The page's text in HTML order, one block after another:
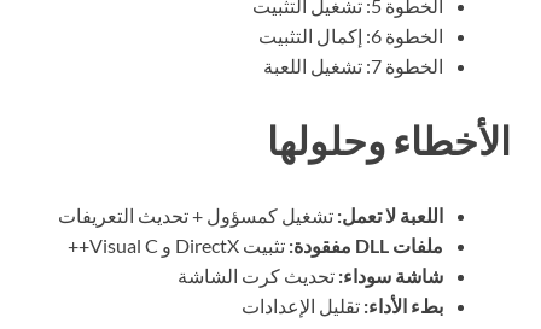
الخطوة 5: تشغيل التثبيت
الخطوة 6: إكمال التثبيت
الخطوة 7: تشغيل اللعبة
الأخطاء وحلولها
اللعبة لا تعمل: تشغيل كمسؤول + تحديث التعريفات
ملفات DLL مفقودة:
تثبيت DirectX و Visual C++
شاشة سوداء: تحديث كرت الشاشة
بطء الأداء: تقليل الإعدادات